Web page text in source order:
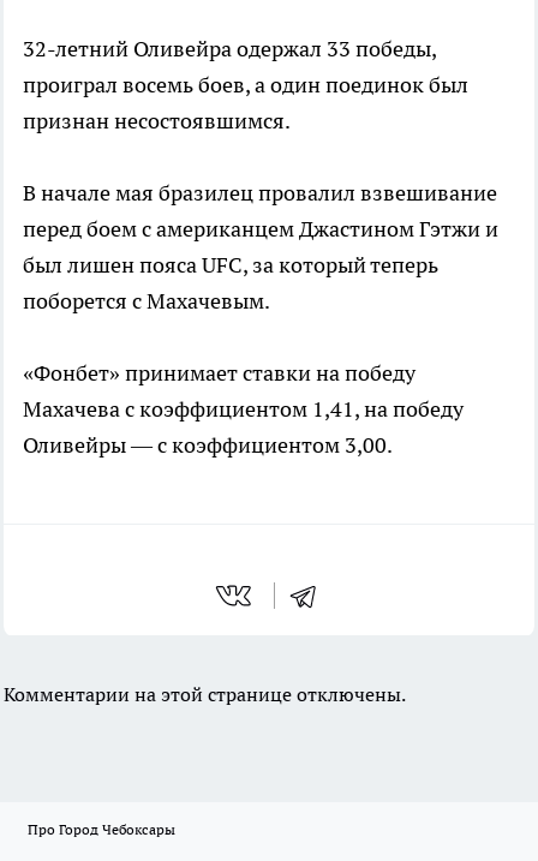
32-летний Оливейра одержал 33 победы,
проиграл восемь боев, а один поединок был
признан несостоявшимся.
В начале мая бразилец провалил взвешивание
перед боем с американцем Джастином Гэтжи и
был лишен пояса UFC, за который теперь
поборется с Махачевым.
«Фонбет» принимает ставки на победу
Махачева с коэффициентом 1,41, на победу
Оливейры — с коэффициентом 3,00.
Комментарии на этой странице отключены.
Про Город Чебоксары